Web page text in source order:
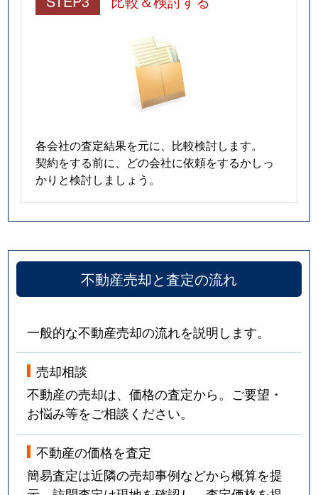
各会社の査定結果を元に、比較検討します。
契約をする前に、どの会社に依頼をするかしっ
かりと検討しましょう。
不動産売却と査定の流れ
一般的な不動産売却の流れを説明します。
売却相談
不動産の売却は、価格の査定から。ご要望・
お悩み等をご相談ください。
不動産の価格を査定
簡易査定は近隣の売却事例などから概算を提